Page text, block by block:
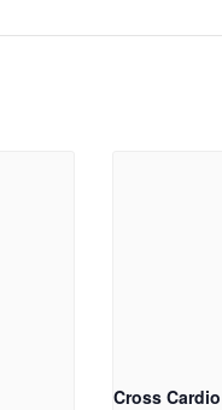
Cross Cardio